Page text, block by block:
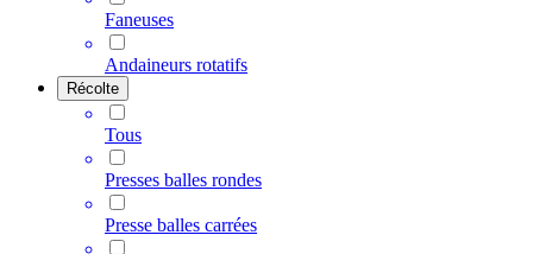
Faneuses
Andaineurs rotatifs
Récolte
Tous
Presses balles rondes
Presse balles carrées